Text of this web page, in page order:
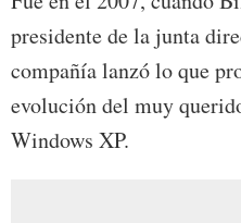
presidente de la junta
compañía lanzó lo que
evolución del muy
Windows XP.